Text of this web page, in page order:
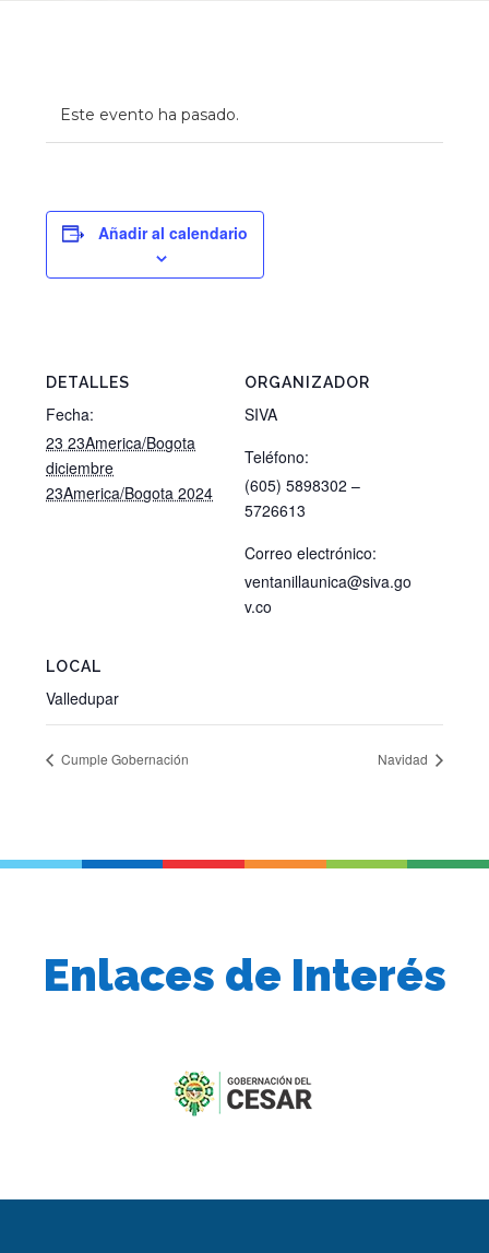
Este evento ha pasado.
Añadir al calendario
DETALLES
Fecha:
23 23America/Bogota
diciembre
23America/Bogota 2024
LOCAL
Valledupar
ORGANIZADOR
SIVA
Teléfono:
(605) 5898302 –
5726613
Correo electrónico:
ventanillaunica@siva.go
v.co
Cumple Gobernación Navidad
Enlaces de Interés